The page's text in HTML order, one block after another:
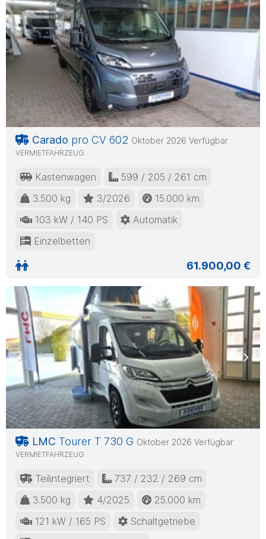
Carado pro CV 602 Oktober 2026 Verfügbar
VERMIETFAHRZEUG
Kastenwagen
599 / 205 / 261 cm
3.500 kg
3/2026
15.000 km
103 kW / 140 PS
Automatik
Einzelbetten
61.900,00 €
Previous Next
LMC Tourer T 730 G Oktober 2026 Verfügbar
VERMIETFAHRZEUG
Teilintegriert
737 / 232 / 269 cm
3.500 kg
4/2025
25.000 km
121 kW / 165 PS
Schaltgetriebe